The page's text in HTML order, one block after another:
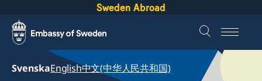
Sweden Abroad
SvenskaEnglish中文(中华人民共和国)